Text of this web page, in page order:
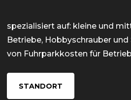
spezialisiert auf: kleine und
Betriebe, Hobbyschrauber und
von Fuhrparkkosten für
STANDORT